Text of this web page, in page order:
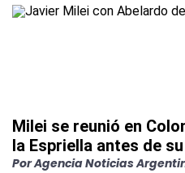
Milei se reunió en
la Espriella antes de
PorAgencia Noticias